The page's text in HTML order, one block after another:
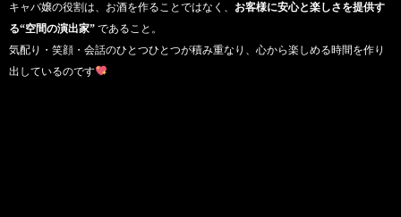
キャバ嬢の役割は、お酒を作ることではなく、 お客様に安心と楽しさを提供す
る“空間の演出家” であること。
気配り・笑顔・会話のひとつひとつが積み重なり、心から楽しめる時間を作り
出しているのです